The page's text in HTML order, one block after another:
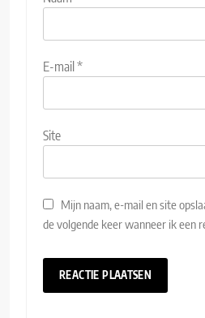
E-mail*
Site
Mijn naam, e-mail en site
de volgende keer wanneer ik een